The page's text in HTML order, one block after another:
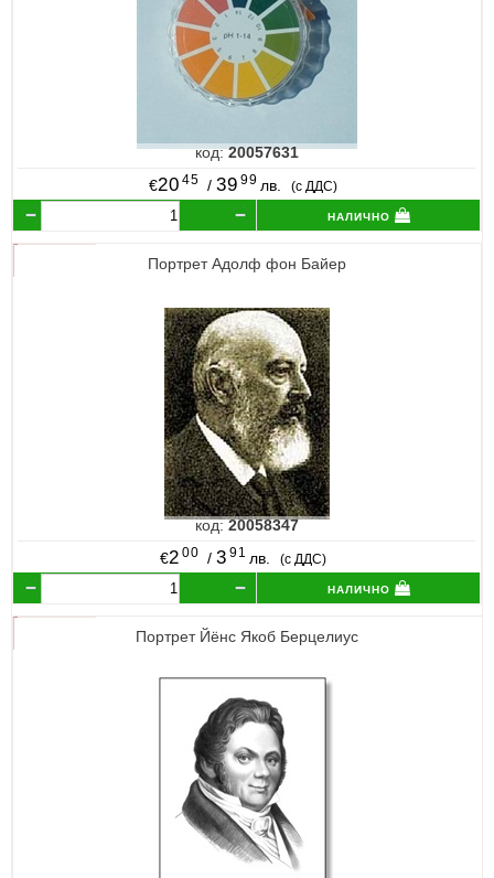
код:20057631
€20 45 / 39 99 лв. (с ДДС)
налично
Портрет Адолф фон Байер
код:20058347
€2 00 / 3 91 лв. (с ДДС)
налично
Портрет Йёнс Якоб Берцелиус